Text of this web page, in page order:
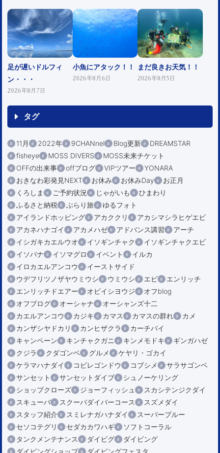
足が遅いドルフィ
ン・・・
2026年8月7日
小魚にアタック！！
2026年8月6日
まだ良きお天気！！
2026年8月5日
タグ
11月 2022年 9CHANnel Blog更新
DREAMSTAR
fisheye
MOSS DIVERS
MOSS未来チケット
OFFの出来事
offブログ VIPツアー
YONARA
おきなわ彩発見NEXT
お休み お休みDay
お正月
くろしま
ご予約状況 じゃがいも
ひまわり
ふるさと納税
ぶらり旅
ゆるフォト
アイランドホッピング
アカククリ
アカシマシラヒゲエビ
アカネハナゴイ
アカメハゼ アドバンス講習
アーチ
イシガキカエルウオ
イソギンチャク
イソギンチャクエビ
イソバナ
イソマグロ イベント
イルカ
イロカエルアンコウ
イーストサイド
ウデフリツノザヤウミウシ
ウミウシ エビ
エンリッチ
エンリッチドエアー
オビイシヨウジ
オフblog
オフブログ
オーシャナ
オーシャンズ十二
カエルアンコウ
カジキ カマス カマスの群れ
カメ
カンザシヤドカリ
カンヒザクラ
カーチバイ
キャンペーン
キンチャクガニ キンメモドキ
ギンガハゼ
クジラ
クダゴンベ グルメ
ケヤリ・ゴカイ
ケラマハナダイ
コビレゴンドウ コブシメ
サラサゴンベ
サンセット
サンセットダイブ
シュノーケリング
ショップクローズ
ジョーフィッシュ
スカシテンジクダイ
スキューバ
スクーバダイバーコース
スズメダイ
スタッフ紹介
スミレナガハナダイ
スーパーブルー
セソコテグリ
セダカカワハギ
ソフトコーラル
タンクメンテナンス
ダイビグ
ダイビング